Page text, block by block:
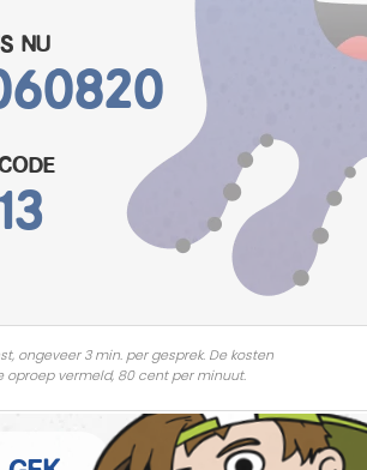
grappen
grappen
grappen
nu
ongeveer 3 min. per gesprek. De kosten
vermeld, 80 cent per minuut.